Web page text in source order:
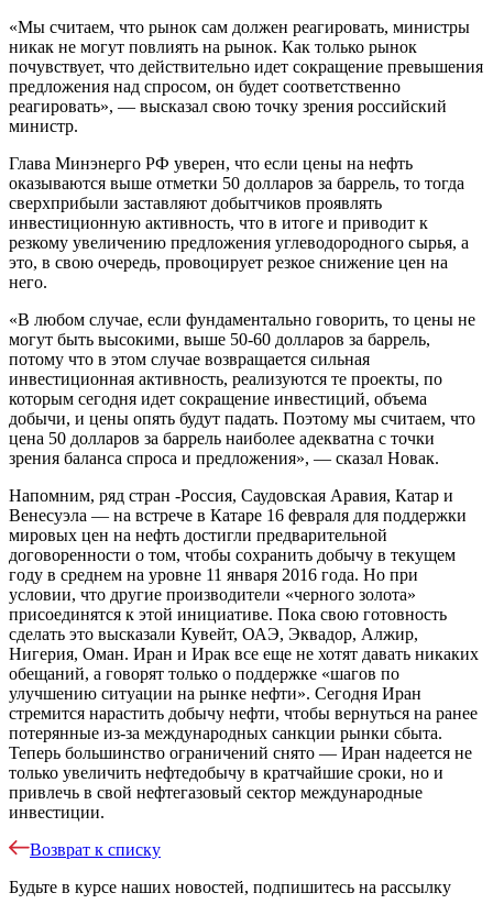
«Мы считаем, что рынок сам должен реагировать, министры
никак не могут повлиять на рынок. Как только рынок
почувствует, что действительно идет сокращение превышения
предложения над спросом, он будет соответственно
реагировать», — высказал свою точку зрения российский
министр.
Глава Минэнерго РФ уверен, что если цены на нефть
оказываются выше отметки 50 долларов за баррель, то тогда
сверхприбыли заставляют добытчиков проявлять
инвестиционную активность, что в итоге и приводит к
резкому увеличению предложения углеводородного сырья, а
это, в свою очередь, провоцирует резкое снижение цен на
него.
«В любом случае, если фундаментально говорить, то цены не
могут быть высокими, выше 50-60 долларов за баррель,
потому что в этом случае возвращается сильная
инвестиционная активность, реализуются те проекты, по
которым сегодня идет сокращение инвестиций, объема
добычи, и цены опять будут падать. Поэтому мы считаем, что
цена 50 долларов за баррель наиболее адекватна с точки
зрения баланса спроса и предложения», — сказал Новак.
Напомним, ряд стран -Россия, Саудовская Аравия, Катар и
Венесуэла — на встрече в Катаре 16 февраля для поддержки
мировых цен на нефть достигли предварительной
договоренности о том, чтобы сохранить добычу в текущем
году в среднем на уровне 11 января 2016 года. Но при
условии, что другие производители «черного золота»
присоединятся к этой инициативе. Пока свою готовность
сделать это высказали Кувейт, ОАЭ, Эквадор, Алжир,
Нигерия, Оман. Иран и Ирак все еще не хотят давать никаких
обещаний, а говорят только о поддержке «шагов по
улучшению ситуации на рынке нефти». Сегодня Иран
стремится нарастить добычу нефти, чтобы вернуться на ранее
потерянные из-за международных санкции рынки сбыта.
Теперь большинство ограничений снято — Иран надеется не
только увеличить нефтедобычу в кратчайшие сроки, но и
привлечь в свой нефтегазовый сектор международные
инвестиции.
Возврат к списку
Будьте в курсе наших новостей, подпишитесь на рассылку